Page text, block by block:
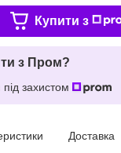
Купити з
з Пром?
захистом
Доставка